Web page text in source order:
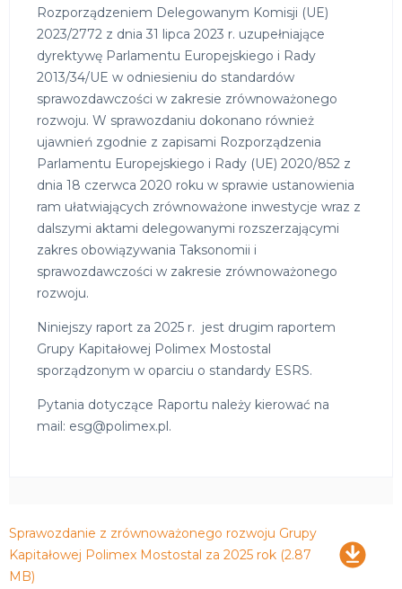
Rozporządzeniem Delegowanym Komisji (UE)
2023/2772 z dnia 31 lipca 2023 r. uzupełniające
dyrektywę Parlamentu Europejskiego i Rady
2013/34/UE w odniesieniu do standardów
sprawozdawczości w zakresie zrównoważonego
rozwoju. W sprawozdaniu dokonano również
ujawnień zgodnie z zapisami Rozporządzenia
Parlamentu Europejskiego i Rady (UE) 2020/852 z
dnia 18 czerwca 2020 roku w sprawie ustanowienia
ram ułatwiających zrównoważone inwestycje wraz z
dalszymi aktami delegowanymi rozszerzającymi
zakres obowiązywania Taksonomii i
sprawozdawczości w zakresie zrównoważonego
rozwoju.
Niniejszy raport za 2025 r. jest drugim raportem
Grupy Kapitałowej Polimex Mostostal
sporządzonym w oparciu o standardy ESRS.
Pytania dotyczące Raportu należy kierować na
mail: esg@polimex.pl.
Pobierz
Sprawozdanie z zrównoważonego rozwoju Grupy
Kapitałowej Polimex Mostostal za 2025 rok (2.87
MB)